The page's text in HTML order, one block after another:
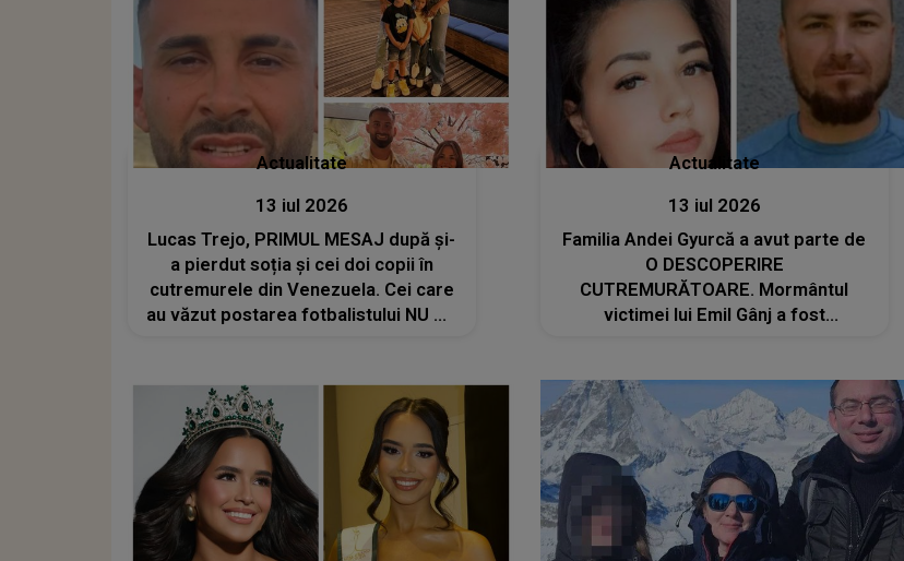
Actualitate
13 iul 2026
Lucas Trejo, PRIMUL MESAJ după și-
a pierdut soția și cei doi copii în
cutremurele din Venezuela. Cei care
au văzut postarea fotbalistului NU AU
SUFERINȚA din sufletul său: "În fieca
Actualitate
13 iul 2026
Familia Andei Gyurcă a avut parte de
O DESCOPERIRE
CUTREMURĂTOARE. Mormântul
victimei lui Emil Gânj a fost
cei care au văzut imaginile:
"Ferească! Nici în Mormânt nu îi dă
pace. Ce..."